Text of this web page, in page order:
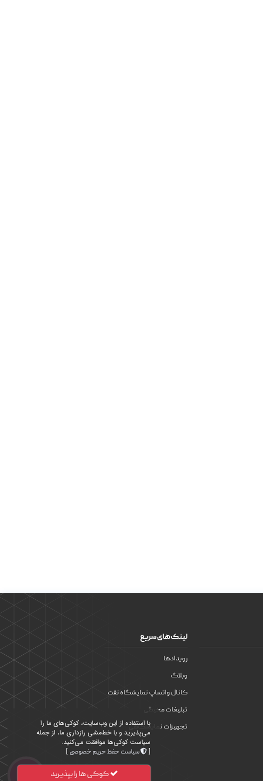
لینک‌های سریع
رویدادها
وبلاگ
کانال واتساپ نمایشگاه نفت
تبلیغات محیطی
تجهیزات نمایشگاهیبا استفاده از این وب‌سایت، کوکی‌های ما را
می‌پذیرید و با خط‌مشی رازداری ما، از جمله
سیاست کوکی‌ها موافقت می‌کنید.
[
سیاست حفظ حریم خصوصی ]
کوکی ها را بپذیرید